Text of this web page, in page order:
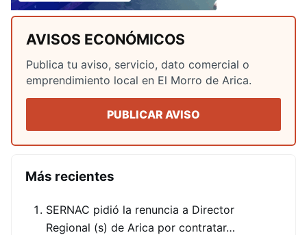
AVISOS ECONÓMICOS
Publica tu aviso, servicio, dato comercial o
emprendimiento local en El Morro de Arica.
PUBLICAR AVISO
Más recientes
SERNAC pidió la renuncia a Director
Regional (s) de Arica por contratar…